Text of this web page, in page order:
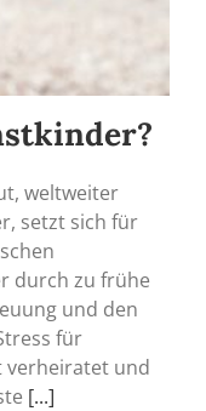
weltweiter
setzt sich für
durch zu frühe
und den
für
verheiratet und
[...]